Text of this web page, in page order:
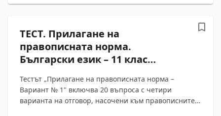
ТЕСТ. Прилагане на
правописната норма.
Български език – 11 клас
Тестът „Прилагане на правописната норма –
Вариант № 1" включва 20 въпроса с четири
варианта на отговор, насочени към правописните